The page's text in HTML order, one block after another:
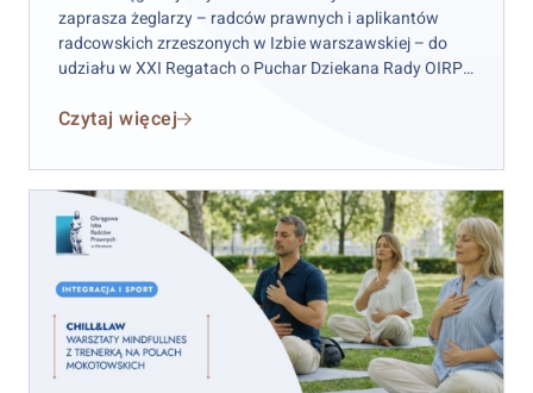
Warszawie
zaprasza żeglarzy – radców prawnych i aplikantów
radcowskich zrzeszonych w Izbie warszawskiej – do
udziału w XXI Regatach o Puchar Dziekana Rady OIRP
września 2026 r. (sobota–niedziela), przy czym
Czytaj więcej